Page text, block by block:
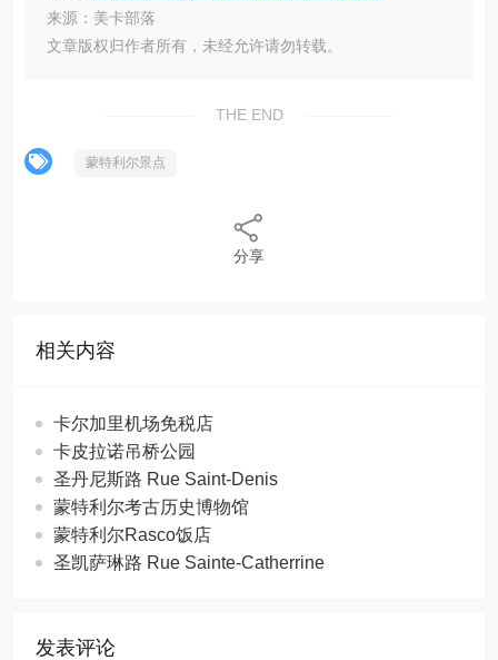
来源：美卡部落
文章版权归作者所有，未经允许请勿转载。
THE END
蒙特利尔景点
分享
相关内容
卡尔加里机场免税店
卡皮拉诺吊桥公园
圣丹尼斯路 Rue Saint-Denis
蒙特利尔考古历史博物馆
蒙特利尔Rasco饭店
圣凯萨琳路 Rue Sainte-Catherrine
发表评论